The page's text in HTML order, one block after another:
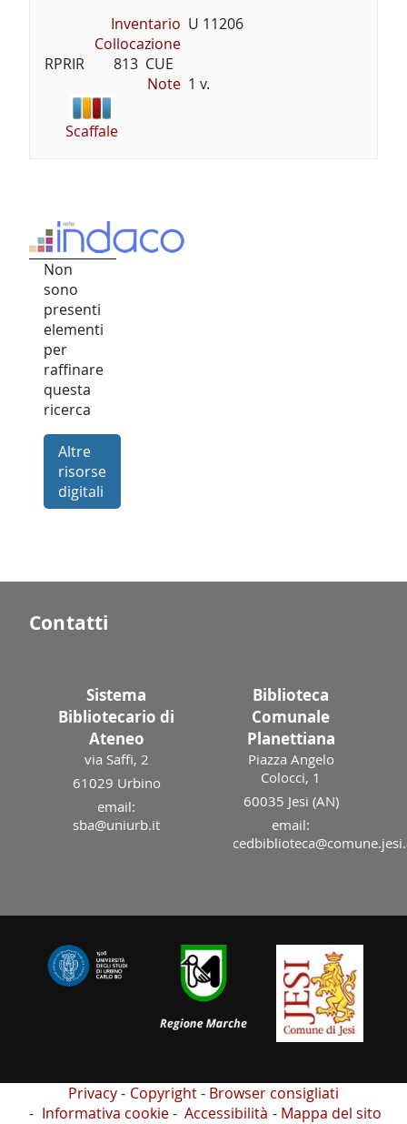
Inventario U 11206
Collocazione
RPRIR        813  CUE
Note 1 v.
Scaffale
Non
sono
presenti
elementi
per
raffinare
questa
ricerca
Altre
risorse
digitali
Contatti
Sistema
Bibliotecario di
Ateneo
via Saffi, 2
61029 Urbino
email:
sba@uniurb.it
Biblioteca
Comunale
Planettiana
Piazza Angelo
Colocci, 1
60035 Jesi (AN)
email:
Privacy Copyright
Browser consigliati
Informativa cookie
Accessibilità Mappa del sito